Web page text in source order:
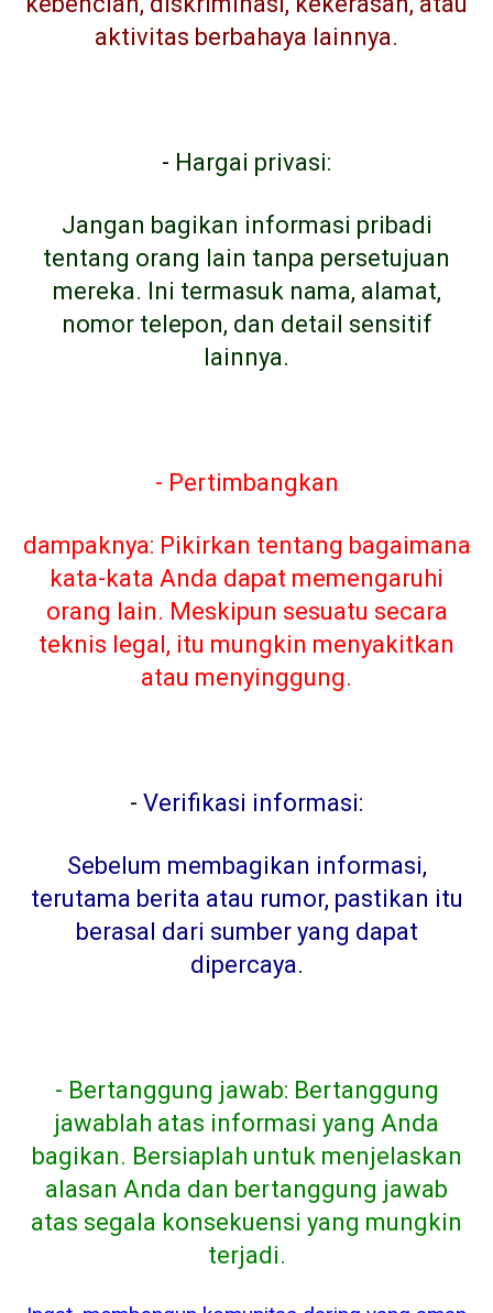
aktivitas berbahaya lainnya.
- Hargai privasi:
Jangan bagikan informasi pribadi
tentang orang lain tanpa persetujuan
mereka. Ini termasuk nama, alamat,
nomor telepon, dan detail sensitif
lainnya.
- Pertimbangkan
dampaknya: Pikirkan tentang bagaimana
kata-kata Anda dapat memengaruhi
orang lain. Meskipun sesuatu secara
teknis legal, itu mungkin menyakitkan
atau menyinggung.
- Verifikasi informasi:
Sebelum membagikan informasi,
terutama berita atau rumor, pastikan itu
berasal dari sumber yang dapat
dipercaya.
- Bertanggung jawab: Bertanggung
jawablah atas informasi yang Anda
bagikan. Bersiaplah untuk menjelaskan
alasan Anda dan bertanggung jawab
atas segala konsekuensi yang mungkin
terjadi.